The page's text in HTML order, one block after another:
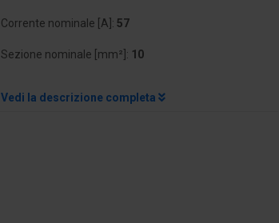
Corrente nominale [A]: 57
Sezione nominale [mm²]: 10
Vedi la descrizione completa